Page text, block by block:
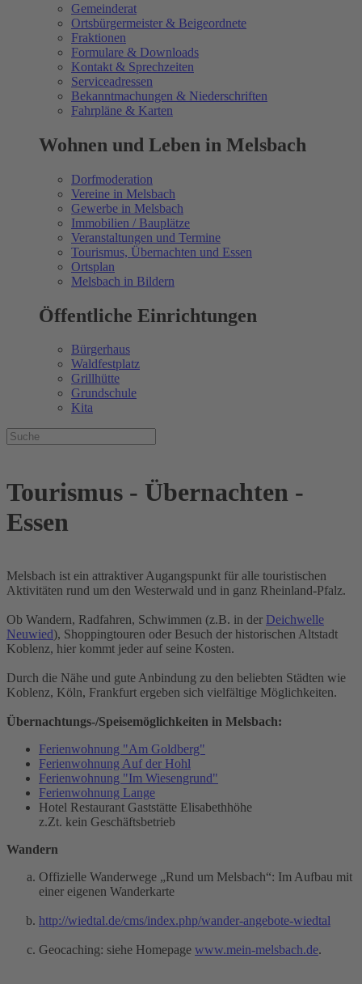
Gemeinderat
Ortsbürgermeister & Beigeordnete
Fraktionen
Formulare & Downloads
Kontakt & Sprechzeiten
Serviceadressen
Bekanntmachungen & Niederschriften
Fahrpläne & Karten
Wohnen und Leben in Melsbach
Dorfmoderation
Vereine in Melsbach
Gewerbe in Melsbach
Immobilien / Bauplätze
Veranstaltungen und Termine
Tourismus, Übernachten und Essen
Ortsplan
Melsbach in Bildern
Öffentliche Einrichtungen
Bürgerhaus
Waldfestplatz
Grillhütte
Grundschule
Kita
Tourismus - Übernachten -
Essen
Melsbach ist ein attraktiver Augangspunkt für alle touristischen
Aktivitäten rund um den Westerwald und in ganz Rheinland-Pfalz.
Ob Wandern, Radfahren, Schwimmen (z.B. in der Deichwelle
Neuwied), Shoppingtouren oder Besuch der historischen Altstadt
Koblenz, hier kommt jeder auf seine Kosten.
Durch die Nähe und gute Anbindung zu den beliebten Städten wie
Koblenz, Köln, Frankfurt ergeben sich vielfältige Möglichkeiten.
Übernachtungs-/Speisemöglichkeiten in Melsbach:
Ferienwohnung "Am Goldberg"
Ferienwohnung Auf der Hohl
Ferienwohnung "Im Wiesengrund"
Ferienwohnung Lange
Hotel Restaurant Gaststätte Elisabethhöhe
z.Zt. kein Geschäftsbetrieb
Wandern
Offizielle Wanderwege „Rund um Melsbach“: Im Aufbau mit
einer eigenen Wanderkarte
http://wiedtal.de/cms/index.php/wander-angebote-wiedtal
Geocaching: siehe Homepage www.mein-melsbach.de.